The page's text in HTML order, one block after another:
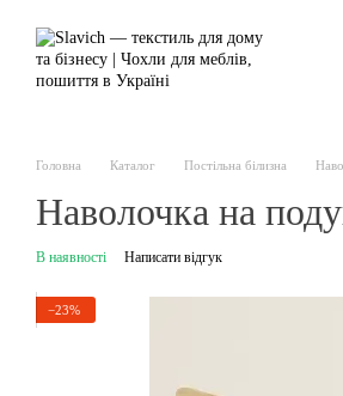
Головна Каталог Постільна білизна
Наволочка на
В наявності Написати відгук
−23%